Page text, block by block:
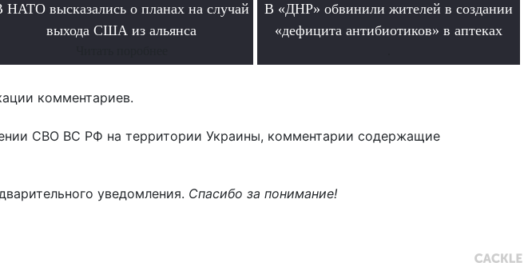
НАТО высказались о планах на случай
выхода США из альянса
В «ДНР» обвинили жителей в создании
«дефицита антибиотиков» в аптеках
комментариев.
СВО ВС РФ на территории Украины, комментарии содержащие
уведомления. Спасибо за понимание!